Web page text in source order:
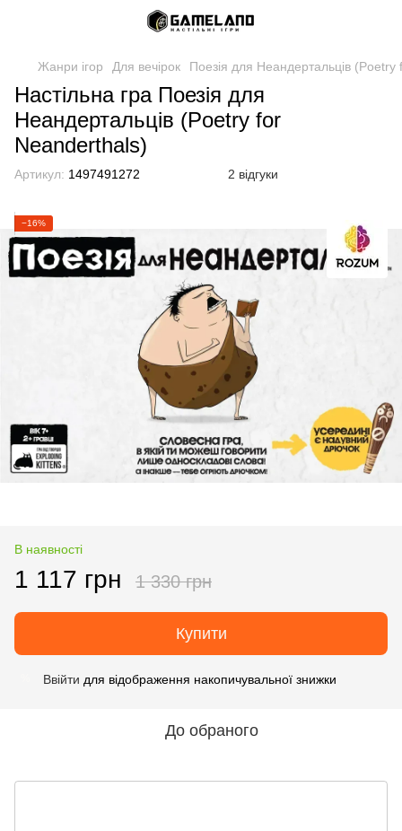
Жанри ігор Для вечірок Поезія для Неандертальців
Настільна гра Поезія для
Неандертальців (Poetry for
Neanderthals)
Артикул: 1497491272 2 відгуки
−16%
В наявності
1 117 грн 1 330 грн
Купити
Ввійти для відображення накопичувальної знижки
До обраного